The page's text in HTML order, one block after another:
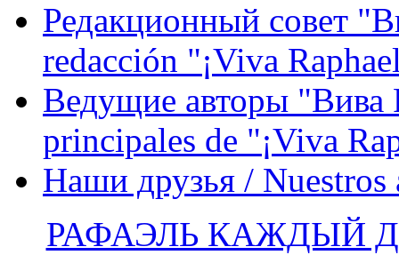
Редакционный совет
redacción "¡Viva
Ведущие авторы "Вива
principales de "¡Viva
Наши друзья / Nuestros
РАФАЭЛЬ КАЖДЫЙ